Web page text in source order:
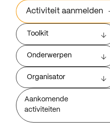
Activiteit aanmelden
Toolkit
Onderwerpen
Organisator
Aankomende
activiteiten